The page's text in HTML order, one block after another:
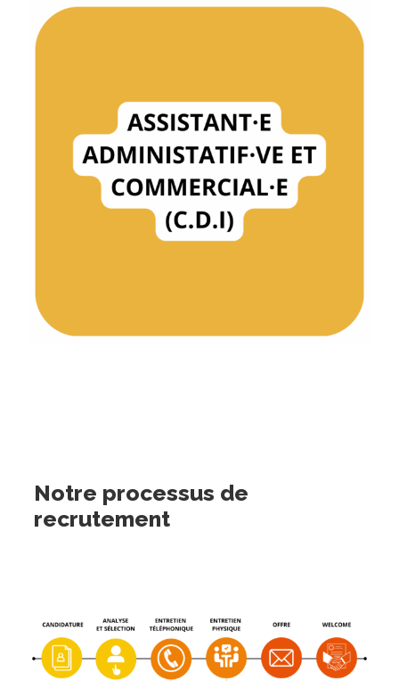
Notre processus de
recrutement